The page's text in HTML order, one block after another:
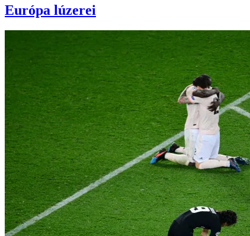
Európa lúzerei